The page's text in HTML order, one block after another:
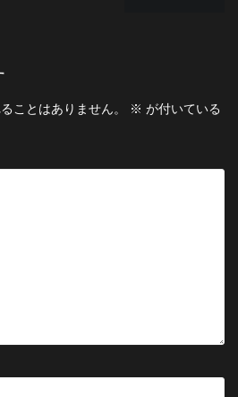
ことはありません。 ※ が付いている